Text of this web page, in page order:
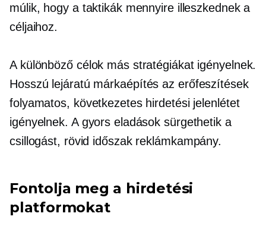
múlik, hogy a taktikák mennyire illeszkednek a
céljaihoz.
A különböző célok más stratégiákat igényelnek.
Hosszú lejáratú márkaépítés az erőfeszítések
folyamatos, következetes hirdetési jelenlétet
igényelnek. A gyors eladások sürgethetik a
csillogást, rövid időszakreklámkampány.
Fontolja meg a hirdetési
platformokat